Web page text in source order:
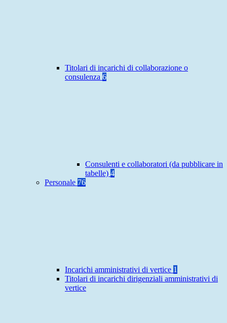
Titolari di incarichi di collaborazione o
consulenza 6
Consulenti e collaboratori (da pubblicare in
tabelle) 4
Personale 76
Incarichi amministrativi di vertice 1
Titolari di incarichi dirigenziali amministrativi di
vertice